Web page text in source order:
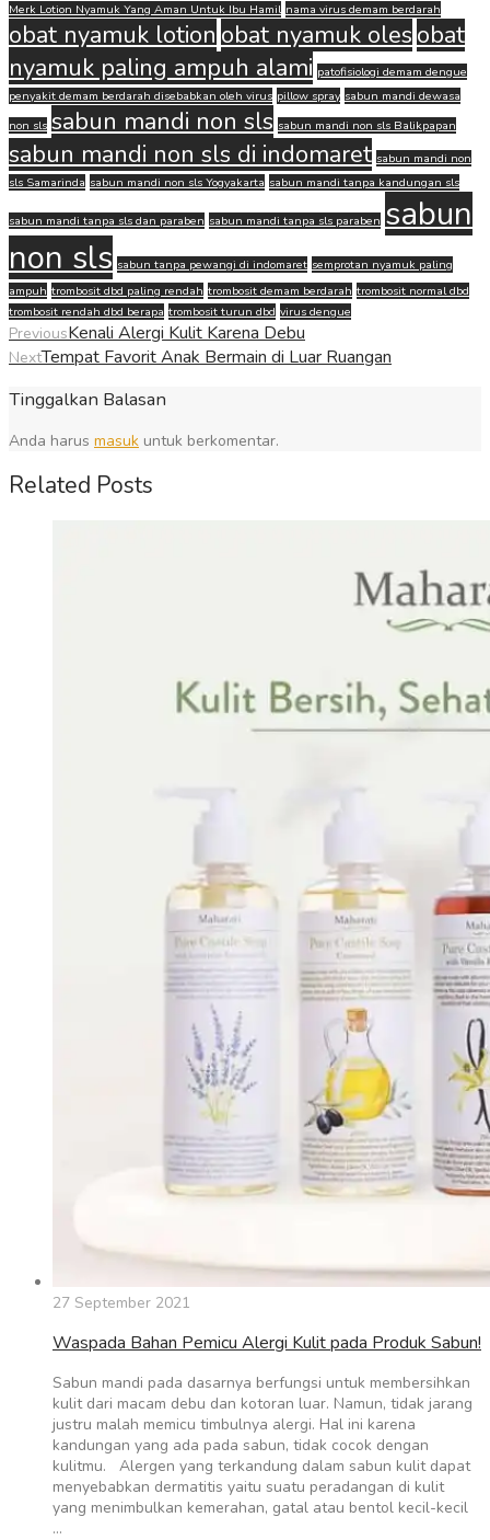
Merk Lotion Nyamuk Yang Aman Untuk Ibu Hamil nama virus demam berdarah
obat nyamuk lotion obat nyamuk oles obat
nyamuk paling ampuh alami patofisiologi demam dengue
penyakit demam berdarah disebabkan oleh virus pillow spray sabun mandi dewasa
non sls sabun mandi non sls sabun mandi non sls Balikpapan
sabun mandi non sls di indomaret sabun mandi non
sls Samarinda sabun mandi non sls Yogyakarta sabun mandi tanpa kandungan sls
sabun mandi tanpa sls dan paraben sabun mandi tanpa sls paraben sabun
non sls sabun tanpa pewangi di indomaret semprotan nyamuk paling
ampuh trombosit dbd paling rendah trombosit demam berdarah trombosit normal dbd
trombosit rendah dbd berapa trombosit turun dbd virus dengue
PreviousKenali Alergi Kulit Karena Debu
NextTempat Favorit Anak Bermain di Luar Ruangan
Tinggalkan Balasan
Anda harus masuk untuk berkomentar.
Related Posts
27 September 2021
Waspada Bahan Pemicu Alergi Kulit pada Produk Sabun!
Sabun mandi pada dasarnya berfungsi untuk membersihkan
kulit dari macam debu dan kotoran luar. Namun, tidak jarang
justru malah memicu timbulnya alergi. Hal ini karena
kandungan yang ada pada sabun, tidak cocok dengan
kulitmu. Alergen yang terkandung dalam sabun kulit dapat
menyebabkan dermatitis yaitu suatu peradangan di kulit
yang menimbulkan kemerahan, gatal atau bentol kecil-kecil
…